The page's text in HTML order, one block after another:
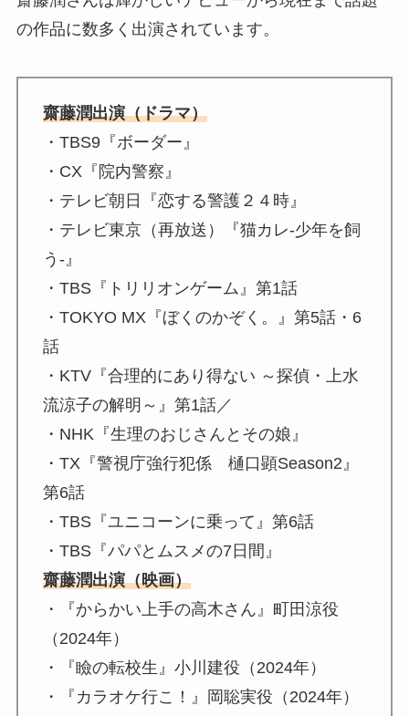
の作品に数多く出演されています。
齋藤潤出演（ドラマ）
・TBS9『ボーダー』
・CX『院内警察』
・テレビ朝日『恋する警護２４時』
・テレビ東京（再放送）『猫カレ-少年を飼
う-』
・TBS『トリリオンゲーム』第1話
・TOKYO MX『ぼくのかぞく。』第5話・6
話
・KTV『合理的にあり得ない ～探偵・上水
流涼子の解明～』第1話／
・NHK『生理のおじさんとその娘』
・TX『警視庁強行犯係 樋口顕Season2』
第6話
・TBS『ユニコーンに乗って』第6話
・TBS『パパとムスメの7日間』
齋藤潤出演（映画）
・『からかい上手の高木さん』町田涼役
（2024年）
・『瞼の転校生』小川建役（2024年）
・『カラオケ行こ！』岡聡実役（2024年）